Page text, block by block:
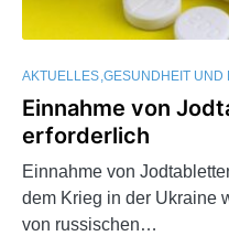
AKTUELLES GESUNDHEIT UND
Einnahme von
erforderlich
Einnahme von
dem Krieg in der Ukraine
von russischen…